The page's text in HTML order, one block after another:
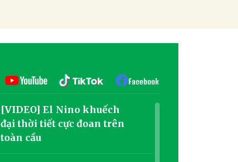
[VIDEO] El Nino khuếch
đại thời tiết cực đoan trên
toàn cầu